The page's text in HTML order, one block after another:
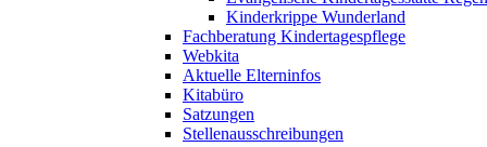
Kinderkrippe Wunderland
Fachberatung Kindertagespflege
Webkita
Aktuelle Elterninfos
Kitabüro
Satzungen
Stellenausschreibungen